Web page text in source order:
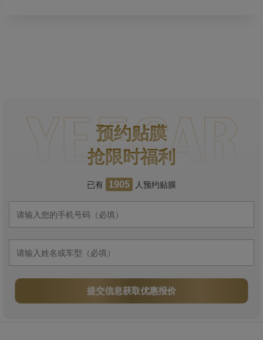
预约贴膜
抢限时福利
已有 1905 人预约贴膜
提交信息获取优惠报价